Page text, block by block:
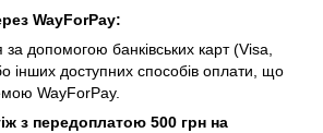
WayForPay:
допомогою банківських карт (Visa,
інших доступних способів оплати, що
WayForPay.
з передоплатою 500 грн на